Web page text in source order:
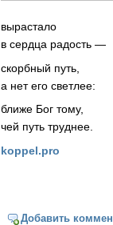
вырастало
в сердца радость —
скорбный путь,
а нет его светлее:
ближе Бог тому,
чей путь труднее.
koppel.pro
Добавить